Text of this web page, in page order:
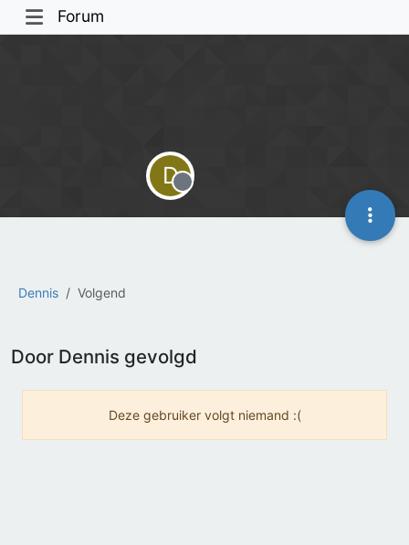
Forum
Dennis Volgend
D
Offline
Door Dennis gevolgd
Deze gebruiker volgt niemand :(